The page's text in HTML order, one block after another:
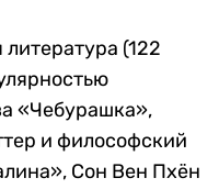
(122
«Чебурашка»,
и философский
Сон Вен Пхён